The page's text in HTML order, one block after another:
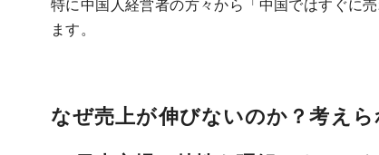
ます。
なぜ売上が伸びないのか？考え